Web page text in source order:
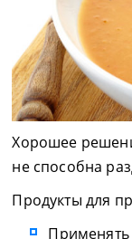
Хорошее
не способна
Продукты для
Применять